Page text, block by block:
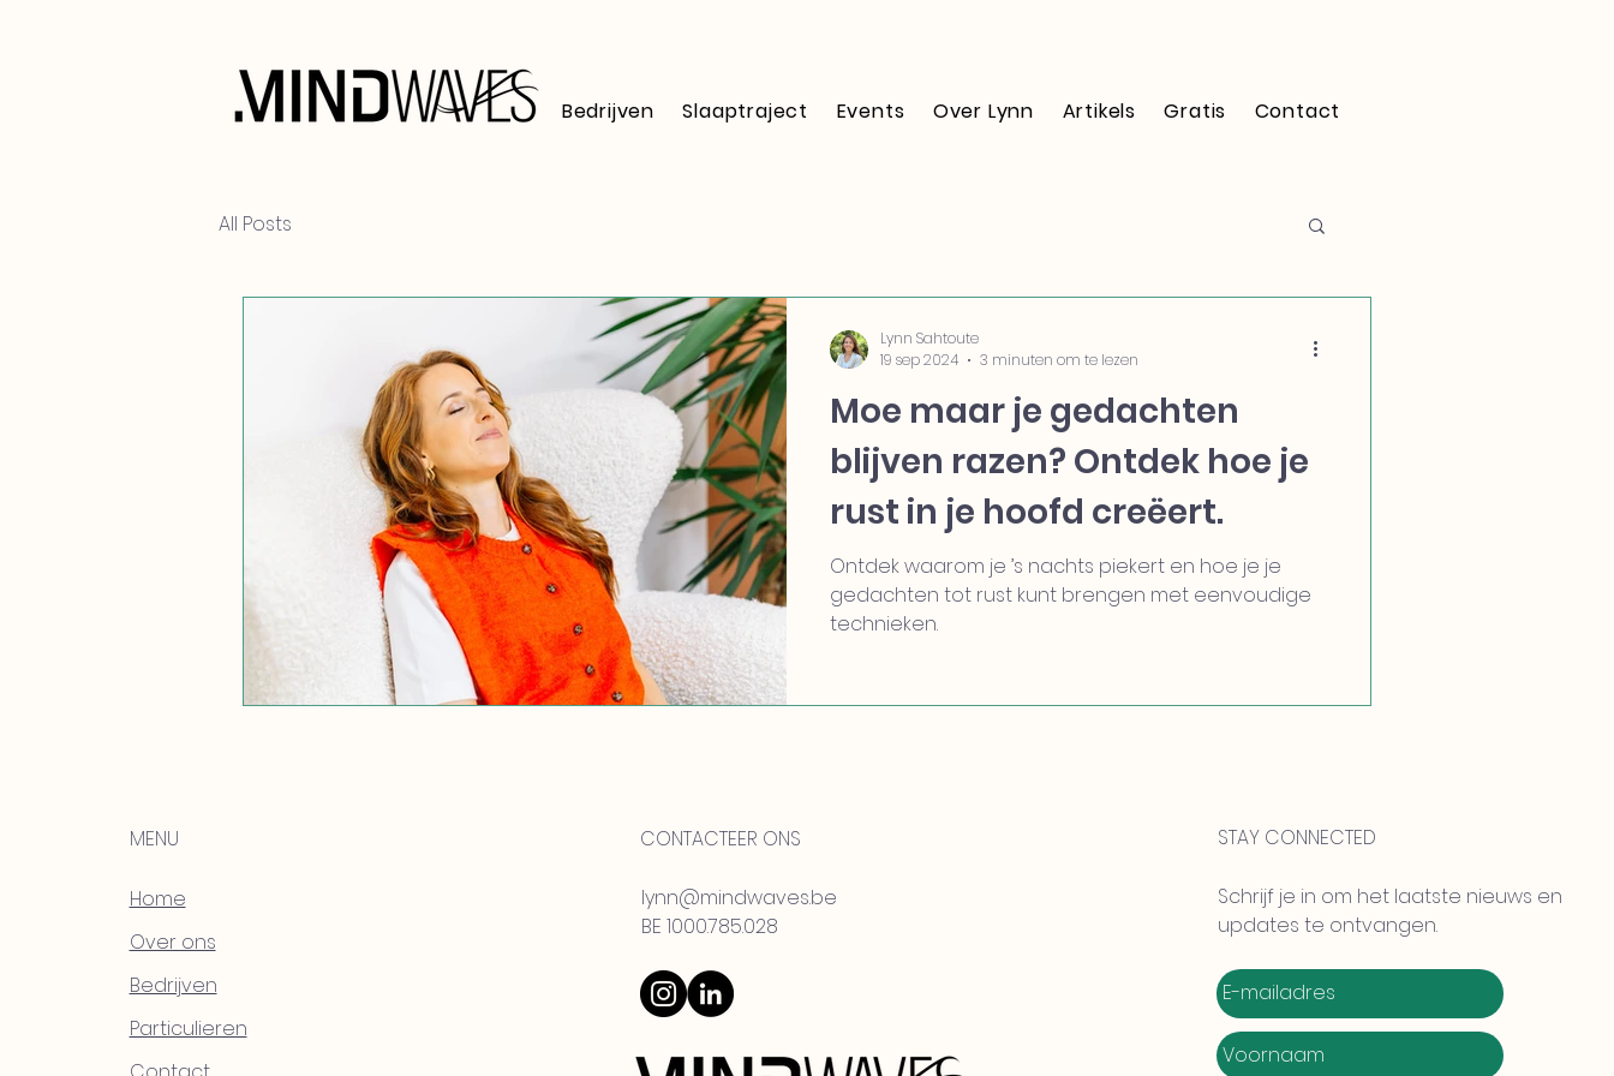
Bedrijven Slaaptraject Events Over Lynn Artikels Gratis Contact
All Posts
Moe maar je gedachten
blijven razen? Ontdek hoe je
rust in je hoofd creëert.
Ontdek waarom je ’s nachts piekert en hoe je je
gedachten tot rust kunt brengen met eenvoudige
technieken.
Lynn Sahtoute
19 sep 2024
3 minuten om te lezen
MENU
Home
Over ons
Bedrijven
Particulieren
CONTACTEER ONS
lynn@mindwaves.be
BE 1000.785.028
STAY CONNECTED
Schrijf je in om het laatste nieuws en
updates te ontvangen.